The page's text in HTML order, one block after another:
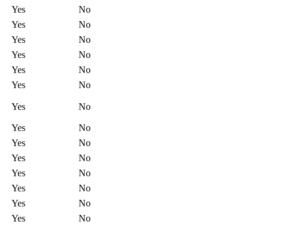
Yes
No
Yes
No
Yes
No
Yes
No
Yes
No
Yes No
Yes No
Yes
No
Yes
No
Yes
No
Yes
No
Yes
No
Yes
No
Yes
No